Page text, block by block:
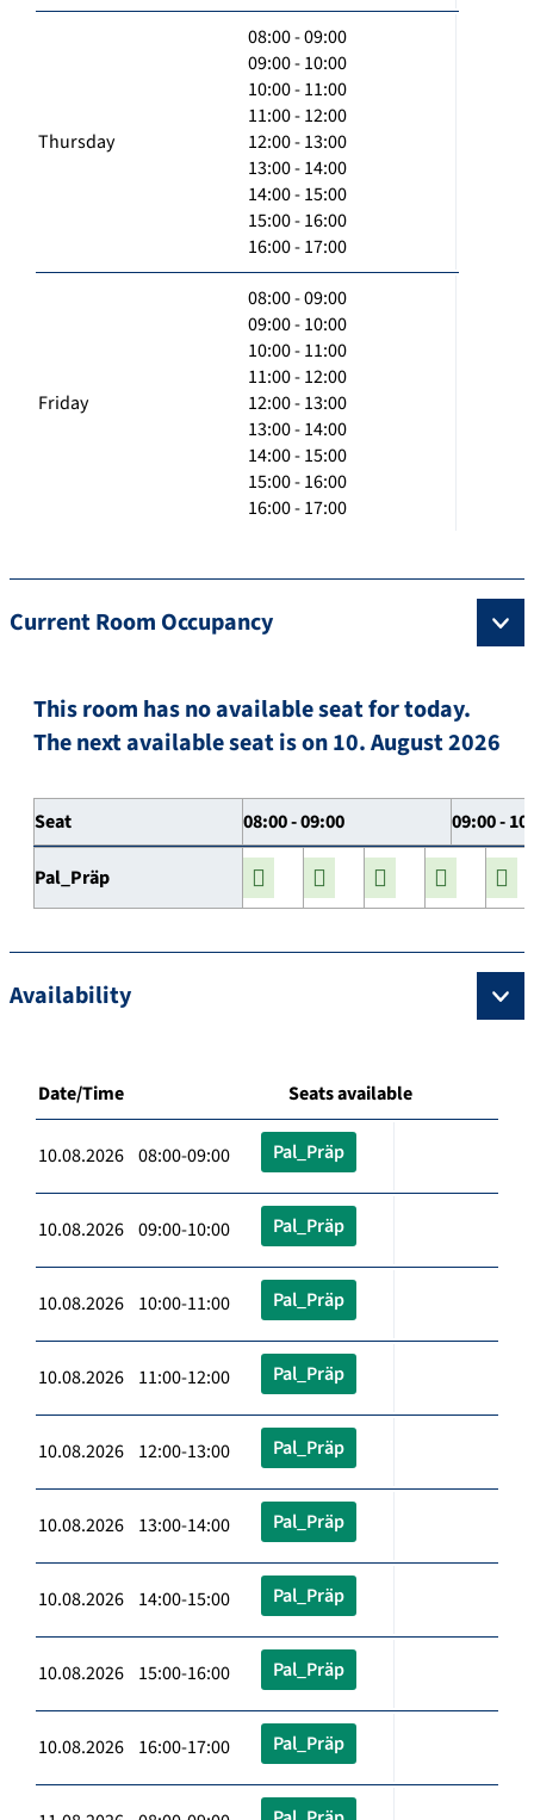
Thursday
08:00 - 09:00
09:00 - 10:00
10:00 - 11:00
11:00 - 12:00
12:00 - 13:00
13:00 - 14:00
14:00 - 15:00
15:00 - 16:00
16:00 - 17:00
Friday
08:00 - 09:00
09:00 - 10:00
10:00 - 11:00
11:00 - 12:00
12:00 - 13:00
13:00 - 14:00
14:00 - 15:00
15:00 - 16:00
16:00 - 17:00
Current Room Occupancy
This room has no available seat for today.
The next available seat is on 10. August 2026
Seat 08:00 - 09:00 09:00 -
Pal_Präp
Availability
Date/Time Seats available
10.08.2026 08:00-09:00 Pal_Präp
10.08.2026 09:00-10:00 Pal_Präp
10.08.2026 10:00-11:00 Pal_Präp
10.08.2026 11:00-12:00 Pal_Präp
10.08.2026 12:00-13:00 Pal_Präp
10.08.2026 13:00-14:00 Pal_Präp
10.08.2026 14:00-15:00 Pal_Präp
10.08.2026 15:00-16:00 Pal_Präp
10.08.2026 16:00-17:00 Pal_Präp